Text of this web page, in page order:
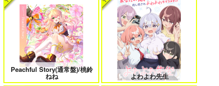
＃ラブコメ好きとこっそり繋がりた
い
エロゲの鬱エンドからヒロイン達を
救済したら 2
女友達は頼めば意外とヤらせてくれ
る 8
HELL’o WORK！～賽の河原で積石
を崩すだけの簡単なお仕事って聞い
たのに～
Peachful Story(通常盤)/桃鈴
ねね よわよわ先生